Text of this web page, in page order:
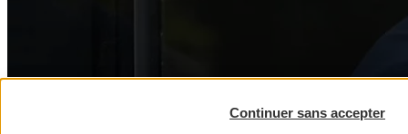
Continuer sans accepter